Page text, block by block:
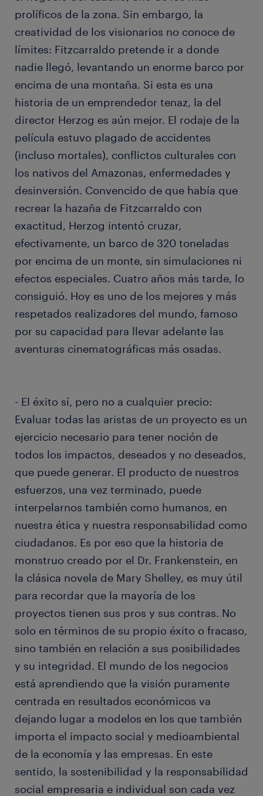
prolíficos de la zona. Sin embargo, la
creatividad de los visionarios no conoce de
límites: Fitzcarraldo pretende ir a donde
nadie llegó, levantando un enorme barco por
encima de una montaña. Si esta es una
historia de un emprendedor tenaz, la del
director Herzog es aún mejor. El rodaje de la
película estuvo plagado de accidentes
(incluso mortales), conflictos culturales con
los nativos del Amazonas, enfermedades y
desinversión. Convencido de que había que
recrear la hazaña de Fitzcarraldo con
exactitud, Herzog intentó cruzar,
efectivamente, un barco de 320 toneladas
por encima de un monte, sin simulaciones ni
efectos especiales. Cuatro años más tarde, lo
consiguió. Hoy es uno de los mejores y más
respetados realizadores del mundo, famoso
por su capacidad para llevar adelante las
aventuras cinematográficas más osadas.
- El éxito sí, pero no a cualquier precio:
Evaluar todas las aristas de un proyecto es un
ejercicio necesario para tener noción de
todos los impactos, deseados y no deseados,
que puede generar. El producto de nuestros
esfuerzos, una vez terminado, puede
interpelarnos también como humanos, en
nuestra ética y nuestra responsabilidad como
ciudadanos. Es por eso que la historia de
monstruo creado por el Dr. Frankenstein, en
la clásica novela de Mary Shelley, es muy útil
para recordar que la mayoría de los
proyectos tienen sus pros y sus contras. No
solo en términos de su propio éxito o fracaso,
sino también en relación a sus posibilidades
y su integridad. El mundo de los negocios
está aprendiendo que la visión puramente
centrada en resultados económicos va
dejando lugar a modelos en los que también
importa el impacto social y medioambiental
de la economía y las empresas. En este
sentido, la sostenibilidad y la responsabilidad
social empresaria e individual son cada vez